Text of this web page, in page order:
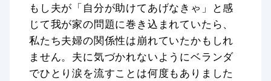
もし夫が「自分が助けてあげなきゃ」と感
じて我が家の問題に巻き込まれていたら、
私たち夫婦の関係性は崩れていたかもしれ
ません。夫に気づかれないようにベランダ
でひとり涙を流すことは何度もありました